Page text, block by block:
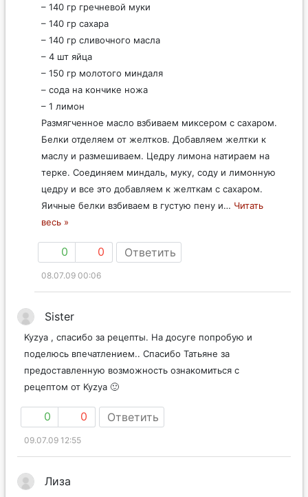
– 140 гр гречневой муки
– 140 гр сахара
– 140 гр сливочного масла
– 4 шт яйца
– 150 гр молотого миндаля
– сода на кончике ножа
– 1 лимон
Размягченное масло взбиваем миксером с сахаром.
Белки отделяем от желтков. Добавляем желтки к
маслу и размешиваем. Цедру лимона натираем на
терке. Соединяем миндаль, муку, соду и лимонную
цедру и все это добавляем к желткам с сахаром.
Яичные белки взбиваем в густую пену и… Читать
весь »
0 0 Ответить
08.07.09 00:06
Sister
Kyzya , спасибо за рецепты. На досуге попробую и
поделюсь впечатлением.. Спасибо Татьяне за
предоставленную возможность ознакомиться с
рецептом от Kyzya 🙂
0 0 Ответить
09.07.09 12:55
Лиза